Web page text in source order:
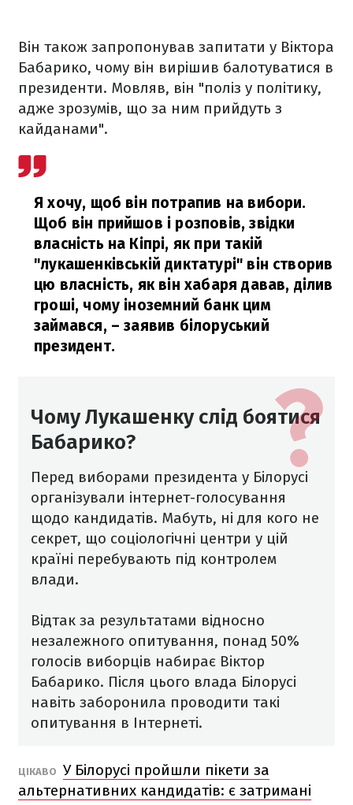
Він також запропонував запитати у Віктора
Бабарико, чому він вирішив балотуватися в
президенти. Мовляв, він "поліз у політику,
адже зрозумів, що за ним прийдуть з
кайданами".
Я хочу, щоб він потрапив на вибори.
Щоб він прийшов і розповів, звідки
власність на Кіпрі, як при такій
"лукашенківській диктатурі" він створив
цю власність, як він хабаря давав, ділив
гроші, чому іноземний банк цим
займався, – заявив білоруський
президент.
Чому Лукашенку слід боятися
Бабарико?
Перед виборами президента у Білорусі
організували інтернет-голосування
щодо кандидатів. Мабуть, ні для кого не
секрет, що соціологічні центри у цій
країні перебувають під контролем
влади.
Відтак за результатами відносно
незалежного опитування, понад 50%
голосів виборців набирає Віктор
Бабарико. Після цього влада Білорусі
навіть заборонила проводити такі
опитування в Інтернеті.
ЦІКАВО У Білорусі пройшли пікети за
альтернативних кандидатів: є затримані